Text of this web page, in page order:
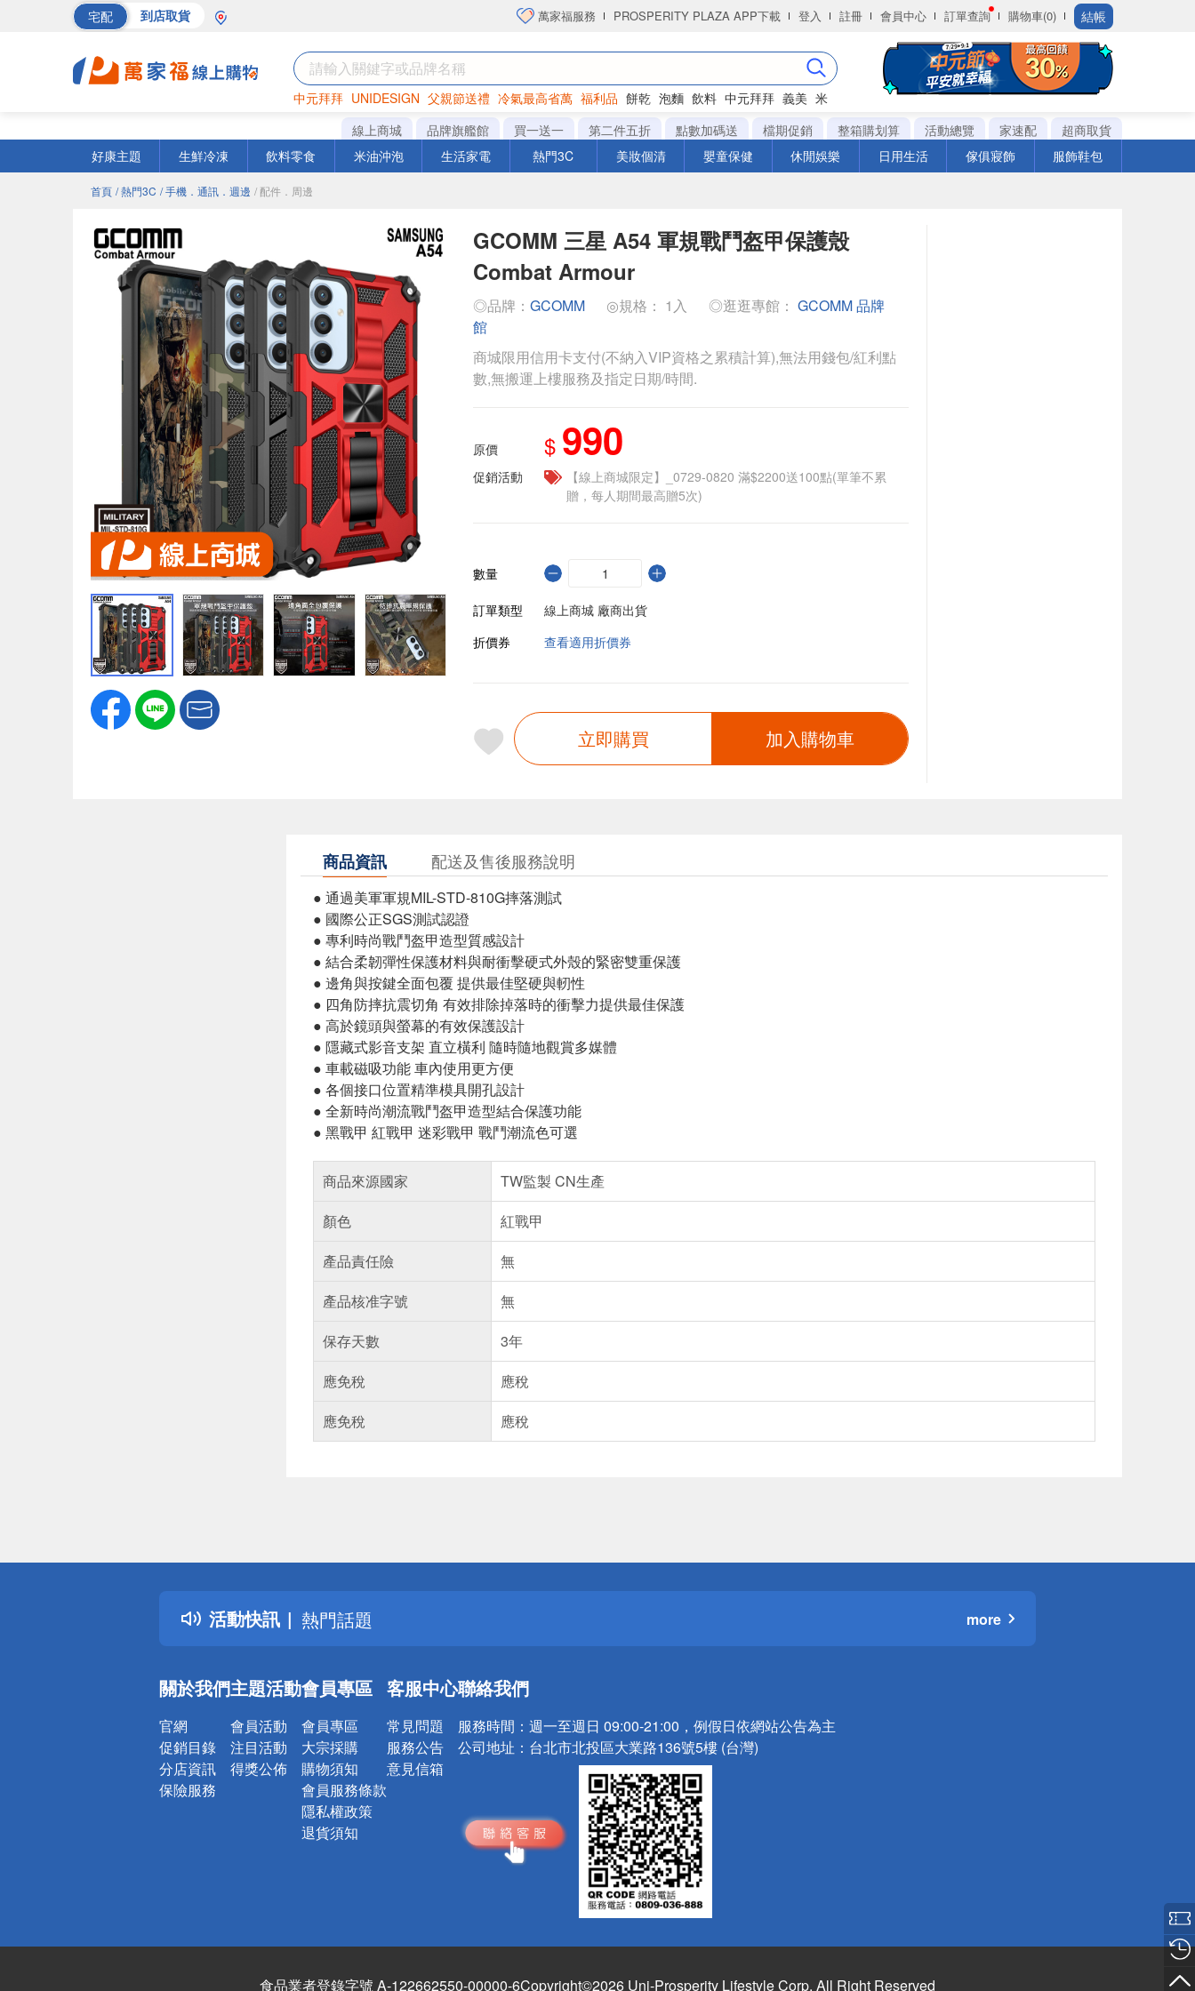
宅配 到店取貨 萬家福服務 PROSPERITY PLAZA APP下載 登入 註冊 會員中心 訂單查詢 購物車(0) 結帳
中元拜拜 UNIDESIGN 父親節送禮 冷氣最高省萬 福利品 餅乾 泡麵 飲料 中元拜拜 義美 米
巧克力 罐頭 衛生紙
線上商城 品牌旗艦館 買一送一 第二件五折 點數加碼送 檔期促銷 整箱購划算 活動總覽 家速配
超商取貨
好康主題
生鮮冷凍 飲料零食 米油沖泡 生活家電 熱門3C 美妝個清 嬰童保健 休閒娛樂 日用生活 傢俱寢飾 服飾鞋包
首頁 / 熱門3C / 手機．通訊．週邊 / 配件．周邊
GCOMM 三星 A54 軍規戰鬥盔甲保護殼
Combat Armour
◎品牌： GCOMM ◎規格： 1入 ◎逛逛專館： GCOMM 品牌
館
商城限用信用卡支付(不納入VIP資格之累積計算),無法用錢包/紅利點
數,無搬運上樓服務及指定日期/時間.
原價 $ 990
促銷活動
【線上商城限定】_0729-0820 滿$2200送100點(單筆不累
贈，每人期間最高贈5次)
數量
訂單類型
線上商城 廠商出貨
折價券
查看適用折價券
立即購買 加入購物車
商品資訊 配送及售後服務說明
● 通過美軍軍規MIL-STD-810G摔落測試
● 國際公正SGS測試認證
● 專利時尚戰鬥盔甲造型質感設計
● 結合柔韌彈性保護材料與耐衝擊硬式外殼的緊密雙重保護
● 邊角與按鍵全面包覆 提供最佳堅硬與軔性
● 四角防摔抗震切角 有效排除掉落時的衝擊力提供最佳保護
● 高於鏡頭與螢幕的有效保護設計
● 隱藏式影音支架 直立橫利 隨時隨地觀賞多媒體
● 車載磁吸功能 車內使用更方便
● 各個接口位置精準模具開孔設計
● 全新時尚潮流戰鬥盔甲造型結合保護功能
● 黑戰甲 紅戰甲 迷彩戰甲 戰鬥潮流色可選
商品來源國家
TW監製 CN生產
顏色
紅戰甲
產品責任險
無
產品核准字號
無
保存天數
3年
應免稅
應稅
應免稅
應稅
活動快訊
詐騙網頁！請小心！
得獎公告
熱門話題
銀行優惠
詐騙網頁！請小心！
more
關於我們
官網
促銷目錄
分店資訊
保險服務
主題活動
會員活動
注目活動
得獎公佈
會員專區
會員專區
大宗採購
購物須知
會員服務條款
隱私權政策
退貨須知
客服中心
常見問題
服務公告
意見信箱
聯絡我們
服務時間： 週一至週日 09:00-21:00，例假日依網站公告為主
公司地址： 台北市北投區大業路136號5樓 (台灣)
食品業者登錄字號 A-122662550-00000-6Copyright©2026 Uni-Prosperity Lifestyle Corp. All Right Reserved